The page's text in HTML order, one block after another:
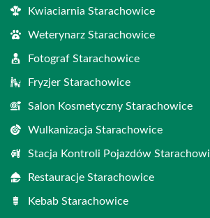
Kwiaciarnia Starachowice
Weterynarz Starachowice
Fotograf Starachowice
Fryzjer Starachowice
Salon Kosmetyczny Starachowice
Wulkanizacja Starachowice
Stacja Kontroli Pojazdów
Restauracje Starachowice
Kebab Starachowice